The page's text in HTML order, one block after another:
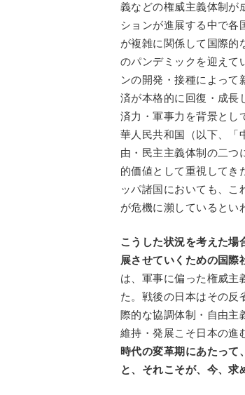
義などの権威主義体制が
ションが進展する中で各
が複雑に関係して国際的
のパンデミックを迎えて
ンの開発・接種によって
済が本格的に回復・成長
済力・軍事力を背景とし
華人民共和国（以下、「
由・民主主義体制の二つ
的価値として重視してき
ッパ諸国においても、こ
が危機に瀕しているとい
こうした状況を考えた場
展させていくための国際
は、軍事に偏った権威主
た。戦後の日本はその反
際的な協調体制・自由主
維持・発展こそ日本の進
時代の変革期にあたって
と、それこそが、今、求